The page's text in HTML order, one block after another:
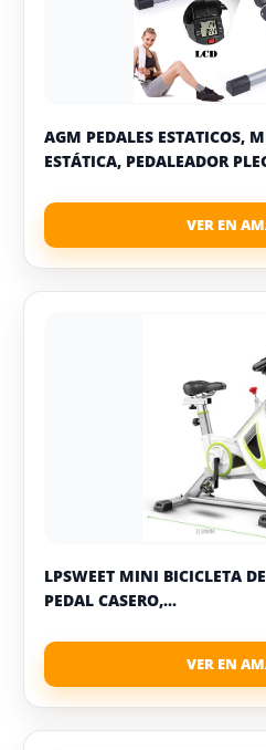
AGM PEDALES ESTATICOS,
ESTÁTICA, PEDALEADOR
LPSWEET MINI BICICLETA
PEDAL CASERO,...